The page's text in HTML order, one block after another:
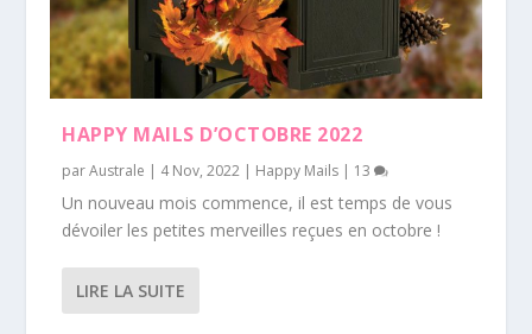
HAPPY MAILS D’OCTOBRE 2022
parAustrale 4 Nov, 2022 Happy Mails 13
Un nouveau mois commence, il est temps de vous
dévoiler les petites merveilles reçues en octobre !
LIRE LA SUITE